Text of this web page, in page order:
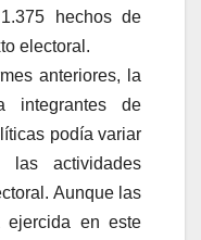
hechos de
electoral.
anteriores, la
integrantes de
podía variar
las actividades
Aunque las
ejercida en este